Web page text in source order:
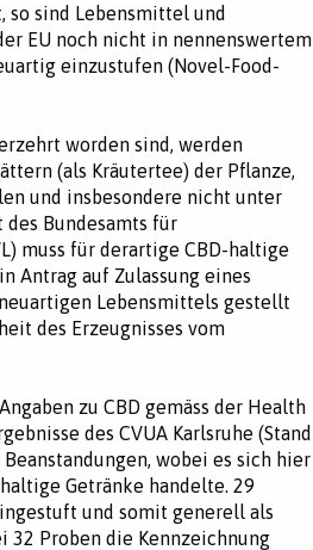
sind Lebensmittel und
EU noch nicht in nennenswertem
einzustufen (Novel-Food-
worden sind, werden
(als Kräutertee) der Pflanze,
und insbesondere nicht unter
Bundesamts für
muss für derartige CBD-haltige
Antrag auf Zulassung eines
Lebensmittels gestellt
des Erzeugnisses vom
zu CBD gemäss der Health
des CVUA Karlsruhe (Stand
wobei es sich hier
Getränke handelte. 29
und somit generell als
Proben die Kennzeichnung